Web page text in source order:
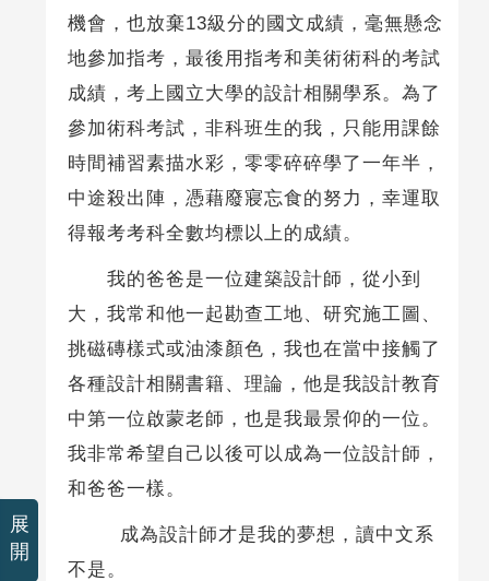
機會，也放棄13級分的國文成績，毫無懸念
地參加指考，最後用指考和美術術科的考試
成績，考上國立大學的設計相關學系。為了
參加術科考試，非科班生的我，只能用課餘
時間補習素描水彩，零零碎碎學了一年半，
中途殺出陣，憑藉廢寢忘食的努力，幸運取
得報考考科全數均標以上的成績。
我的爸爸是一位建築設計師，從小到
大，我常和他一起勘查工地、研究施工圖、
挑磁磚樣式或油漆顏色，我也在當中接觸了
各種設計相關書籍、理論，他是我設計教育
中第一位啟蒙老師，也是我最景仰的一位。
我非常希望自己以後可以成為一位設計師，
和爸爸一樣。
成為設計師才是我的夢想，讀中文系
不是。
展
開